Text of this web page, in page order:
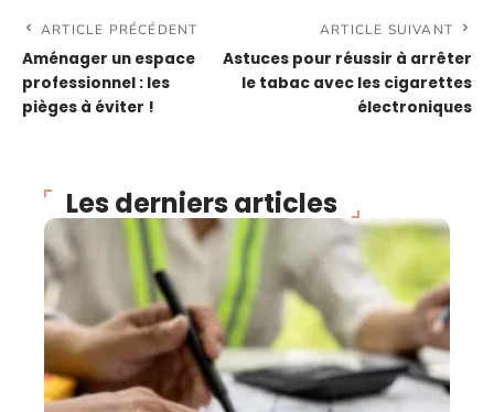
ARTICLE PRÉCÉDENT
Aménager un espace
professionnel : les
pièges à éviter !
ARTICLE SUIVANT
Astuces pour réussir à arrêter
le tabac avec les cigarettes
électroniques
Les derniers articles